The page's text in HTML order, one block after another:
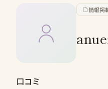
情報掲
口コミ